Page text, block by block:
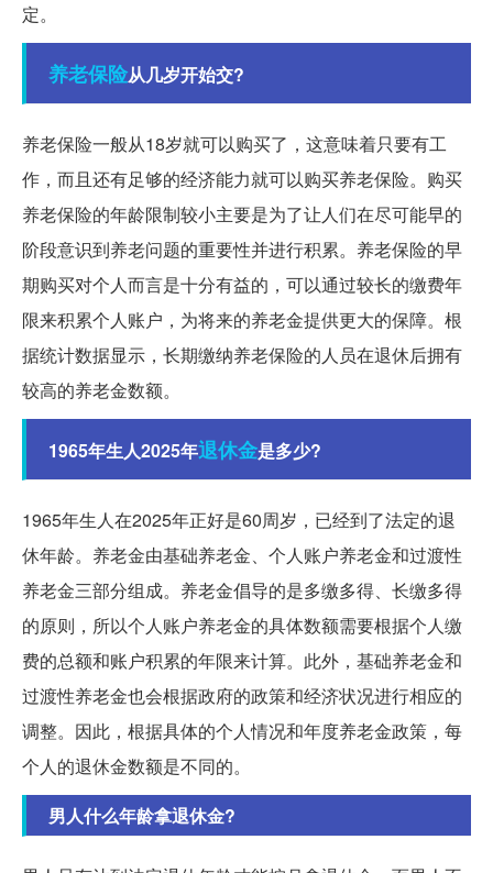
定。
养老保险从几岁开始交?
养老保险一般从18岁就可以购买了，这意味着只要有工
作，而且还有足够的经济能力就可以购买养老保险。购买
养老保险的年龄限制较小主要是为了让人们在尽可能早的
阶段意识到养老问题的重要性并进行积累。养老保险的早
期购买对个人而言是十分有益的，可以通过较长的缴费年
限来积累个人账户，为将来的养老金提供更大的保障。根
据统计数据显示，长期缴纳养老保险的人员在退休后拥有
较高的养老金数额。
1965年生人2025年退休金是多少?
1965年生人在2025年正好是60周岁，已经到了法定的退
休年龄。养老金由基础养老金、个人账户养老金和过渡性
养老金三部分组成。养老金倡导的是多缴多得、长缴多得
的原则，所以个人账户养老金的具体数额需要根据个人缴
费的总额和账户积累的年限来计算。此外，基础养老金和
过渡性养老金也会根据政府的政策和经济状况进行相应的
调整。因此，根据具体的个人情况和年度养老金政策，每
个人的退休金数额是不同的。
男人什么年龄拿退休金?